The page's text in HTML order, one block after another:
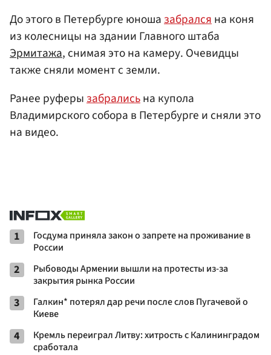
До этого в Петербурге юношазабралсяна коня
из колесницы на здании Главного штаба
Эрмитажа, снимая это на камеру. Очевидцы
также сняли момент с земли.
Ранее руферызабралисьна купола
Владимирского собора в Петербурге и сняли это
на видео.
1
Госдума приняла закон о запрете на проживание в
России
2
Рыбоводы Армении вышли на протесты из-за
закрытия рынка России
3
Галкин* потерял дар речи после слов Пугачевой о
Киеве
4
Кремль переиграл Литву: хитрость с Калининградом
сработала